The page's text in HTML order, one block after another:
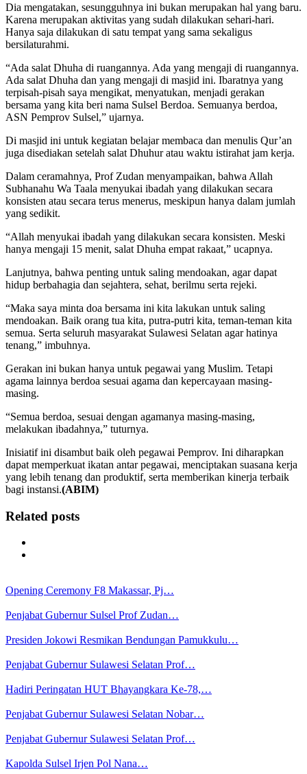
Dia mengatakan, sesungguhnya ini bukan merupakan hal yang baru.
Karena merupakan aktivitas yang sudah dilakukan sehari-hari.
Hanya saja dilakukan di satu tempat yang sama sekaligus
bersilaturahmi.
“Ada salat Dhuha di ruangannya. Ada yang mengaji di ruangannya.
Ada salat Dhuha dan yang mengaji di masjid ini. Ibaratnya yang
terpisah-pisah saya mengikat, menyatukan, menjadi gerakan
bersama yang kita beri nama Sulsel Berdoa. Semuanya berdoa,
ASN Pemprov Sulsel,” ujarnya.
Di masjid ini untuk kegiatan belajar membaca dan menulis Qur’an
juga disediakan setelah salat Dhuhur atau waktu istirahat jam kerja.
Dalam ceramahnya, Prof Zudan menyampaikan, bahwa Allah
Subhanahu Wa Taala menyukai ibadah yang dilakukan secara
konsisten atau secara terus menerus, meskipun hanya dalam jumlah
yang sedikit.
“Allah menyukai ibadah yang dilakukan secara konsisten. Meski
hanya mengaji 15 menit, salat Dhuha empat rakaat,” ucapnya.
Lanjutnya, bahwa penting untuk saling mendoakan, agar dapat
hidup berbahagia dan sejahtera, sehat, berilmu serta rejeki.
“Maka saya minta doa bersama ini kita lakukan untuk saling
mendoakan. Baik orang tua kita, putra-putri kita, teman-teman kita
semua. Serta seluruh masyarakat Sulawesi Selatan agar hatinya
tenang,” imbuhnya.
Gerakan ini bukan hanya untuk pegawai yang Muslim. Tetapi
agama lainnya berdoa sesuai agama dan kepercayaan masing-
masing.
“Semua berdoa, sesuai dengan agamanya masing-masing,
melakukan ibadahnya,” tuturnya.
Inisiatif ini disambut baik oleh pegawai Pemprov. Ini diharapkan
dapat memperkuat ikatan antar pegawai, menciptakan suasana kerja
yang lebih tenang dan produktif, serta memberikan kinerja terbaik
bagi instansi.(ABIM)
Related posts
Opening Ceremony F8 Makassar, Pj…
Penjabat Gubernur Sulsel Prof Zudan…
Presiden Jokowi Resmikan Bendungan Pamukkulu…
Penjabat Gubernur Sulawesi Selatan Prof…
Hadiri Peringatan HUT Bhayangkara Ke-78,…
Penjabat Gubernur Sulawesi Selatan Nobar…
Penjabat Gubernur Sulawesi Selatan Prof…
Kapolda Sulsel Irjen Pol Nana…